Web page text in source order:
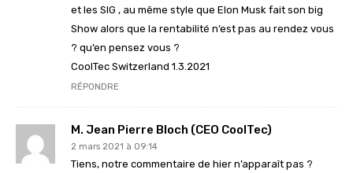
et les SIG , au même style que Elon Musk fait son big
Show alors que la rentabilité n’est pas au rendez vous
? qu’en pensez vous ?
CoolTec Switzerland 1.3.2021
RÉPONDRE
M. Jean Pierre Bloch (CEO CoolTec)
2 mars 2021 à 09:14
Tiens, notre commentaire de hier n’apparaît pas ?